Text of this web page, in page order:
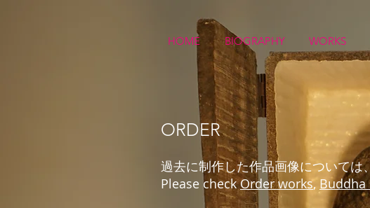
HOME BIOGRAPHY WORKS
​ORDER
過去に制作した作品画像については
​Please checkOrder works,